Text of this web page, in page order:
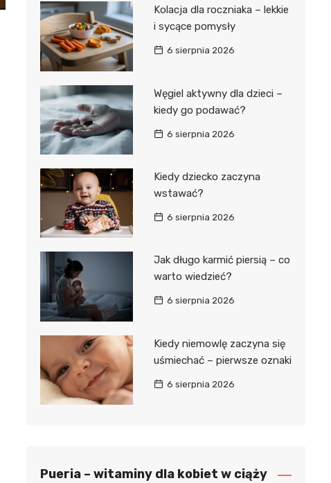
Kolacja dla roczniaka – lekkie
i sycące pomysły
6 sierpnia 2026
Węgiel aktywny dla dzieci –
kiedy go podawać?
6 sierpnia 2026
Kiedy dziecko zaczyna
wstawać?
6 sierpnia 2026
Jak długo karmić piersią – co
warto wiedzieć?
6 sierpnia 2026
Kiedy niemowlę zaczyna się
uśmiechać – pierwsze oznaki
6 sierpnia 2026
Pueria – witaminy dla kobiet w ciąży